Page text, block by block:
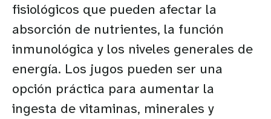
fisiológicos que pueden afectar la
absorción de nutrientes, la función
inmunológica y los niveles generales de
energía. Los jugos pueden ser una
opción práctica para aumentar la
ingesta de vitaminas, minerales y